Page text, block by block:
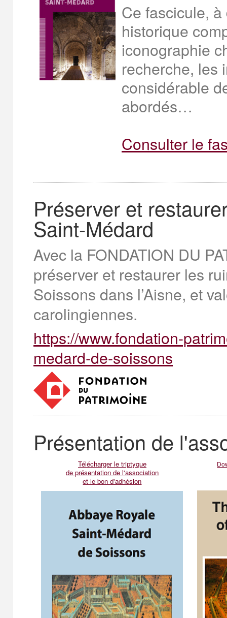
Ce fascicule,
historique
iconographie
recherche, les
considérable
abordés…
Consulter le
Préserver et
Saint-Médard
Avec la FONDATION DU
préserver et restaurer les
Soissons dans l’Aisne, et
carolingiennes.
https://www.fondation-
medard-de-soissons
Présentation de
Télécharger le triptyque
de présentation de l'association
et le bon d'adhésion